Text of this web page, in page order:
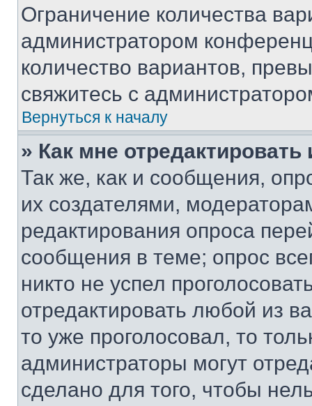
Ограничение количества
администратором
количество вариантов,
свяжитесь с
Вернуться к началу
» Как мне
Так же, как и сообщения,
их создателями,
редактирования опроса
сообщения в теме; опрос
никто не успел
отредактировать любой из
то уже проголосовал, то
администраторы могут
сделано для того, чтобы